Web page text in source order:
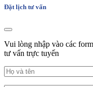
Đặt lịch tư vấn
Vui lòng nhập vào các
tư vấn trực tuyến